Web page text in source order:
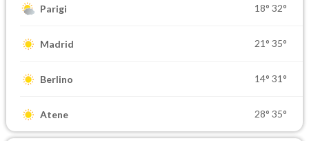
Parigi 18° 32°
Madrid 21° 35°
Berlino 14° 31°
Atene 28° 35°